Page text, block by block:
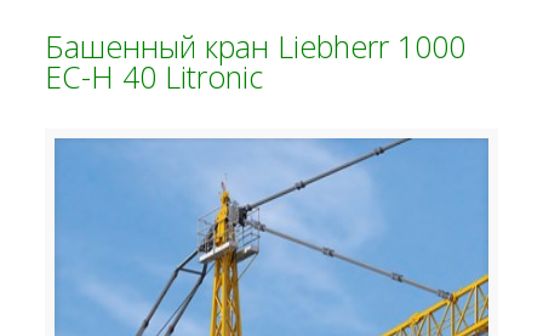
Башенный кран Liebherr 1000
EC-H 40 Litronic